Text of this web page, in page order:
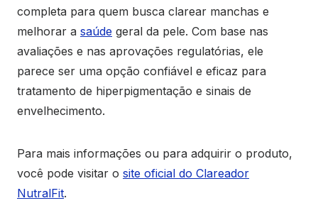
completa para quem busca clarear manchas e
melhorar a saúde geral da pele. Com base nas
avaliações e nas aprovações regulatórias, ele
parece ser uma opção confiável e eficaz para
tratamento de hiperpigmentação e sinais de
envelhecimento.
Para mais informações ou para adquirir o produto,
você pode visitar o site oficial do Clareador
NutralFit.